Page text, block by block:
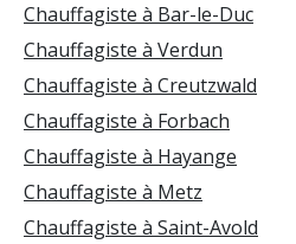
Chauffagiste à Bar-le-Duc
Chauffagiste à Verdun
Chauffagiste à Creutzwald
Chauffagiste à Forbach
Chauffagiste à Hayange
Chauffagiste à Metz
Chauffagiste à Saint-Avold